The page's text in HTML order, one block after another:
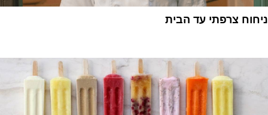
ניחוח צרפתי עד הבית